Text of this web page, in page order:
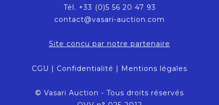
Tél. +33 (0)5 56 20 47 93
contact@vasari-auction.com
Site conçu par notre partenaire
CGU | Confidentialité | Mentions légales
© Vasari Auction - Tous droits réservés